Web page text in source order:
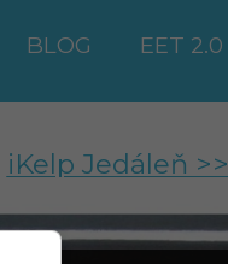
BLOG EET 2.0
iKelp Jedáleň >>